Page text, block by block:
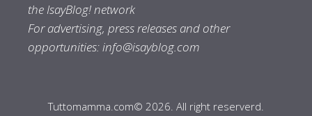
the IsayBlog! network
For advertising, press releases and other
opportunities:info@isayblog.com
Tuttomamma.com© 2026. All right reserverd.